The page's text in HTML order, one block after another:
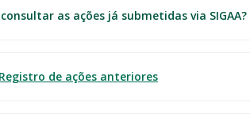
as ações já submetidas via SIGAA?
Registro de ações anteriores